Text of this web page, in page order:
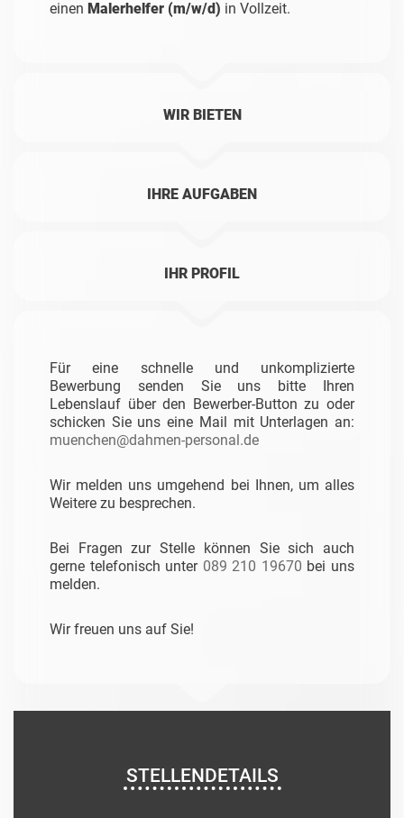
einen Malerhelfer (m/w/d) in Vollzeit.
WIR BIETEN
IHRE AUFGABEN
IHR PROFIL
Für eine schnelle und unkomplizierte
Bewerbung senden Sie uns bitte Ihren
Lebenslauf über den Bewerber-Button zu oder
schicken Sie uns eine Mail mit Unterlagen an:
muenchen@dahmen-personal.de
Wir melden uns umgehend bei Ihnen, um alles
Weitere zu besprechen.
Bei Fragen zur Stelle können Sie sich auch
gerne telefonisch unter 089 210 19670 bei uns
melden.
Wir freuen uns auf Sie!
STELLENDETAILS